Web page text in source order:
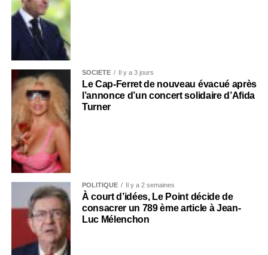
SOCIÉTÉ Il y a 3 jours
Le Cap-Ferret de nouveau évacué après
l’annonce d’un concert solidaire d’Afida
Turner
POLITIQUE Il y a 2 semaines
À court d’idées, Le Point décide de
consacrer un 789 ème article à Jean-
Luc Mélenchon